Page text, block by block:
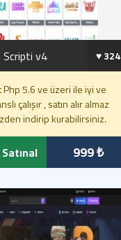
Scripti v4 ♥️ 324
Php 5.6 ve üzeri ile iyi ve
çalışır , satın alır almaz
indirip kurabilirsiniz.
999 ₺